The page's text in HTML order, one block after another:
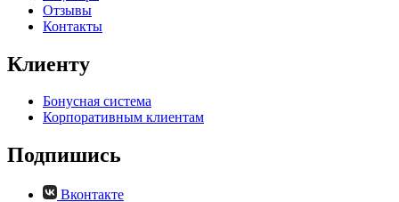
Отзывы
Контакты
Клиенту
Бонусная система
Корпоративным клиентам
Подпишись
Вконтакте